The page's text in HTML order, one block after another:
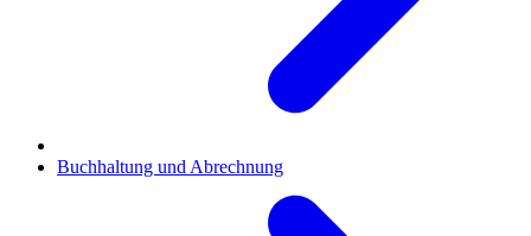
Buchhaltung und Abrechnung